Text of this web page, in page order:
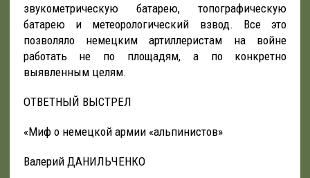
звукометрическую батарею, топографическую
батарею и метеорологический взвод. Все это
позволяло немецким артиллеристам на войне
работать не по площадям, а по конкретно
выявленным целям.
ОТВЕТНЫЙ ВЫСТРЕЛ
«Миф о немецкой армии «альпинистов»
Валерий ДАНИЛЬЧЕНКО